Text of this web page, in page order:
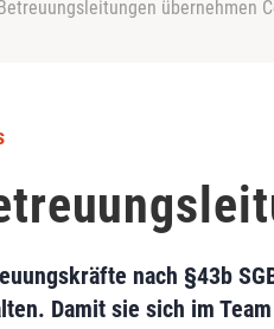
übernehmen
nach §43b
Damit sie sich im